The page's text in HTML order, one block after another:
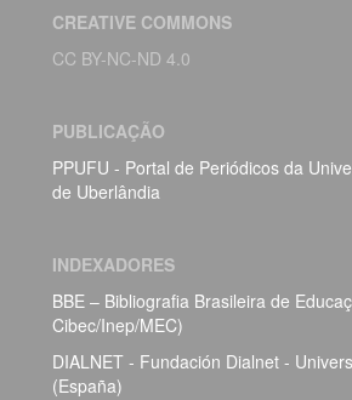
CREATIVE COMMONS
CC BY-NC-ND 4.0
PUBLICAÇÃO
PPUFU - Portal de Periódicos da
de Uberlândia
INDEXADORES
BBE – Bibliografia Brasileira de
Cibec/Inep/MEC)
DIALNET - Fundación Dialnet -
(España)